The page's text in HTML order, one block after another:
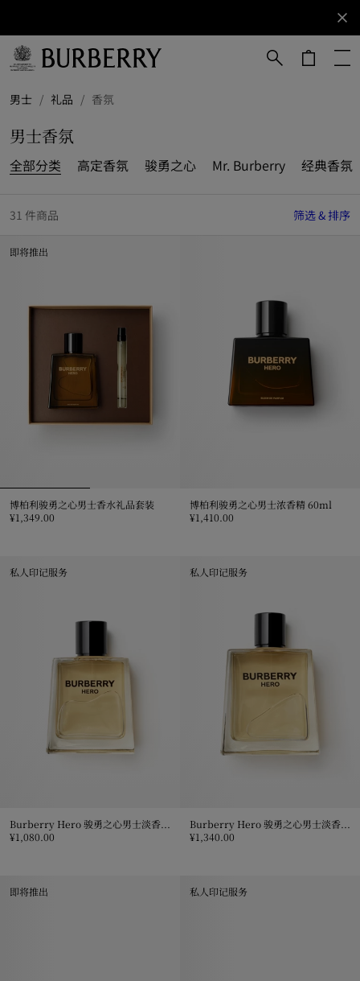
订阅获取
Burberry
品牌资
男士 / 礼品 / 香氛
男士香氛
全部分类 高定香氛 骏勇之心 Mr. Burberry 经典香氛
31 件商品 筛选 & 排序
即将推出
博柏利骏勇之心男士香水礼品套装
¥1,349.00
博柏利骏勇之心男士浓香精 60ml
¥1,410.00
私人印记服务
¥1,080.00
私人印记服务
¥1,340.00
即将推出 私人印记服务